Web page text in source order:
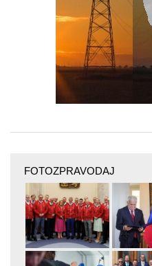
FOTOZPRAVODAJ